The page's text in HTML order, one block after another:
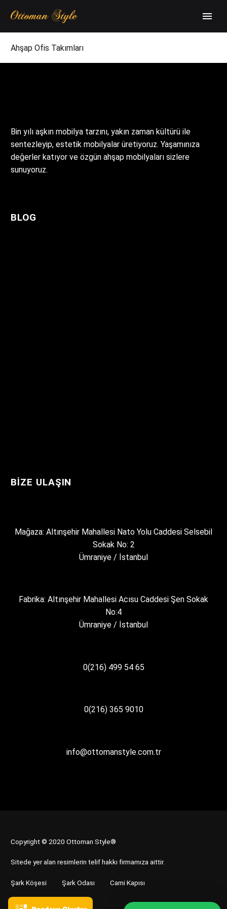
Ahşap Ofis Takımları
Bin yılı aşkın mobilya tarzını, yakın zaman kültürü ile
sentezleyip, estetik mobilyalar üretiyoruz. Yaşamınıza
değerler katıyor ve özgün ahşap mobilyaları sizlere
sunuyoruz.
BLOG
BIZE ULAŞIN
Mağaza: Altınşehir Mahallesi Nato Yolu Caddesi Selsebil
Sokak No: 2
Ümraniye / İstanbul
Fabrika: Altınşehir Mahallesi Acısu Caddesi Şen Sokak
No:4
Ümraniye / İstanbul
0(216) 499 54 65
0(216) 365 9010
info@ottomanstyle.com.tr
Copyright © 2020 Ottoman Style®
Sitede yer alan resimlerin telif hakkı firmamıza aittir.
Şark Köşesi Şark Odası Cami Kapısı